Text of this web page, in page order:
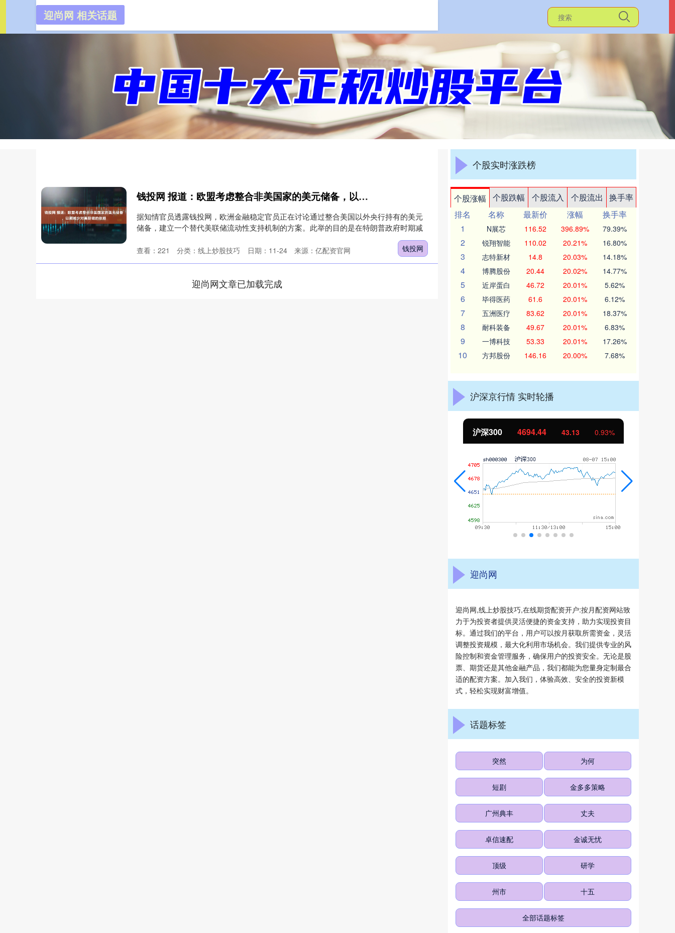
迎尚网 相关话题
钱投网 报道：欧盟考虑整合非美国家的美元储备，以期减少对美联储的依赖
据知情官员透露钱投网，欧洲金融稳定官员正在讨论通过整合美国以外央行持有的美元
储备，建立一个替代美联储流动性支持机制的方案。此举的目的是在特朗普政府时期减
钱投网
日期：11-24 来源：亿配资官网
查看： 221 分类： 线上炒股技巧
迎尚网文章已加载完成
个股实时涨跌榜
个股涨幅 个股跌幅 个股流入 个股流出
换手率
排名
名称 最新价 涨幅
换手率
1
N展芯 116.52 396.89% 79.39%
2 锐翔智能 110.02 20.21% 16.80%
3 志特新材 14.8 20.03% 14.18%
4 博腾股份 20.44 20.02% 14.77%
5 近岸蛋白 46.72 20.01% 5.62%
6 毕得医药 61.6 20.01% 6.12%
7 五洲医疗 83.62 20.01% 18.37%
8 耐科装备 49.67 20.01% 6.83%
9 一博科技 53.33 20.01% 17.26%
10 方邦股份 146.16 20.00% 7.68%
沪深京行情 实时轮播
北证50 1134.24 11.37 1.01%
迎尚网
迎尚网,线上炒股技巧,在线期货配资开户:按月配资网站致
力于为投资者提供灵活便捷的资金支持，助力实现投资目
标。通过我们的平台，用户可以按月获取所需资金，灵活
调整投资规模，最大化利用市场机会。我们提供专业的风
险控制和资金管理服务，确保用户的投资安全。无论是股
票、期货还是其他金融产品，我们都能为您量身定制最合
适的配资方案。加入我们，体验高效、安全的投资新模
式，轻松实现财富增值。
话题标签
突然 为何
短剧 金多多策略
广州典丰 丈夫
卓信速配 金诚无忧
顶级 研学
州市 十五
全部话题标签